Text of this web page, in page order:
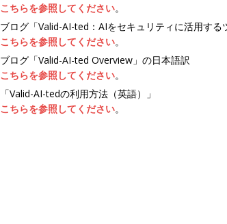
こちらを参照してください。
ブログ「Valid-AI-ted：AIをセキュリティに活用する
こちらを参照してください。
ブログ「Valid-AI-ted Overview」の日本語訳
こちらを参照してください。
「Valid-AI-tedの利用方法（英語）」
こちらを参照してください。